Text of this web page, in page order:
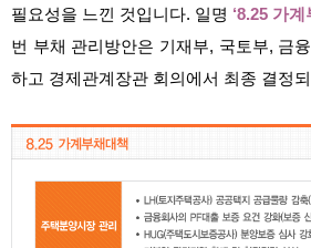
필요성을 느낀 것입니다. 일명 ‘8.25 가계
번 부채 관리방안은 기재부, 국토부, 금
하고 경제관계장관 회의에서 최종 결정